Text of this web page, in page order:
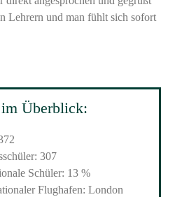
Lehrern und man fühlt sich sofort
Überblick:
307
Schüler: 13 %
Flughafen: London